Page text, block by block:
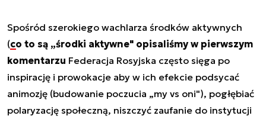
Spośród szerokiego wachlarza środków aktywnych
(co to są „środki aktywne" opisaliśmy w pierwszym
komentarzu Federacja Rosyjska często sięga po
inspirację i prowokacje aby w ich efekcie podsycać
animozję (budowanie poczucia „my vs oni"), pogłębiać
polaryzację społeczną, niszczyć zaufanie do instytucji